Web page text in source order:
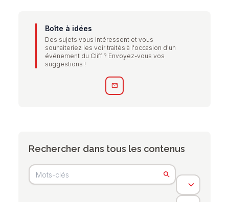
Boîte à idées
Des sujets vous intéressent et vous
souhaiteriez les voir traités à l'occasion d'un
événement du Cliff ? Envoyez-vous vos
suggestions !
mail
Rechercher dans tous les contenus